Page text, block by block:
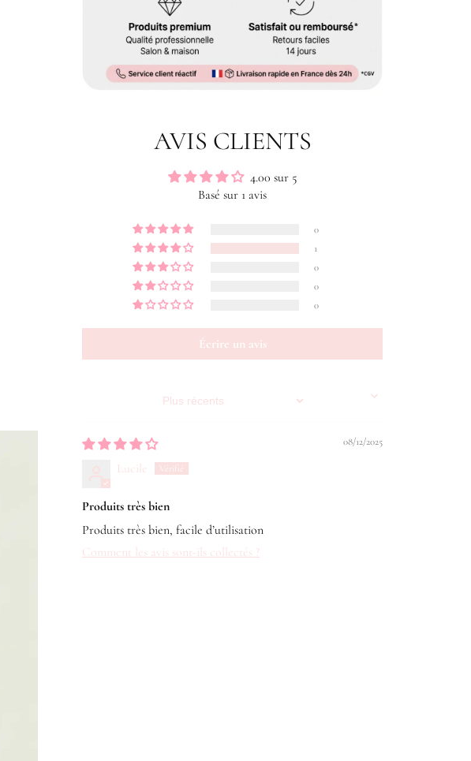
AVIS CLIENTS
4.00 sur 5
Basé sur 1 avis
0
1
0
0
0
Écrire un avis
08/12/2025
Lucile
Produits très bien
Produits très bien, facile d’utilisation
Comment les avis sont-ils collectés ?